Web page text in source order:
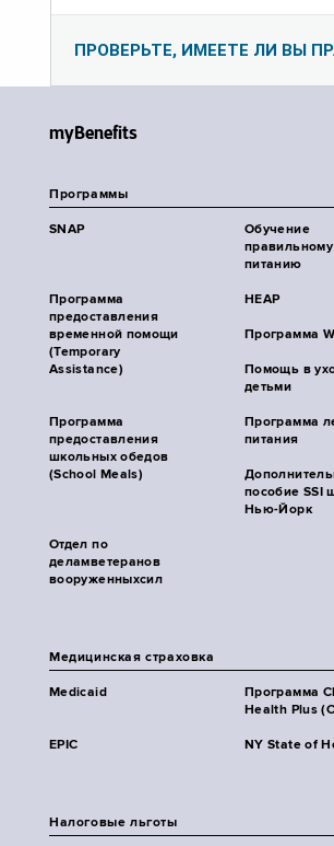
ПРОВЕРЬТЕ, ИМЕЕТЕ ЛИ ВЫ
myBenefits
Программы
SNAP
Обучение
правильному
питанию
Программа
предоставления
временной помощи
(Temporary
Assistance)
HEAP
Программа
Помощь в
детьми
Программа
предоставления
школьных обедов
(School Meals)
Программа
питания
пособие SSI
Нью-Йорк
Отдел по
деламветеранов
вооруженныхсил
Медицинская страховка
Medicaid
Программа
Health Plus
EPIC NY State of
Налоговые льготы